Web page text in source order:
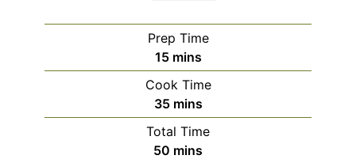
Prep Time
15minutes
mins
Cook Time
35minutes
mins
Total Time
50 minutes
mins